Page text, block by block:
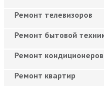
Ремонт телевизоров
Ремонт бытовой
Ремонт кондиционеров
Ремонт квартир